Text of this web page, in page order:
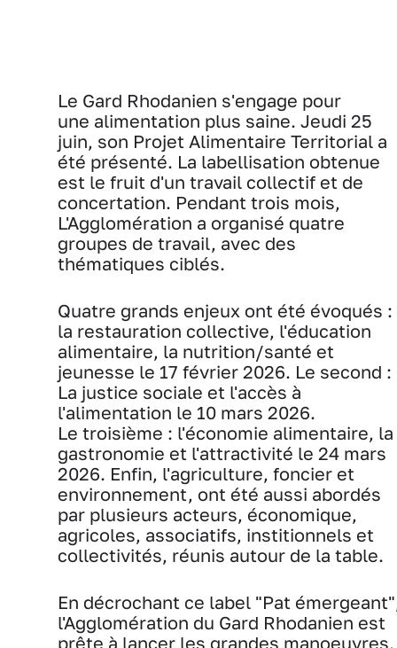
Le Gard Rhodanien s'engage pour
une alimentation plus saine. Jeudi 25
juin, son Projet Alimentaire Territorial a
été présenté. La labellisation obtenue
est le fruit d'un travail collectif et de
concertation. Pendant trois mois,
L'Agglomération a organisé quatre
groupes de travail, avec des
thématiques ciblés.
Quatre grands enjeux ont été évoqués :
la restauration collective, l'éducation
alimentaire, la nutrition/santé et
jeunesse le 17 février 2026. Le second :
La justice sociale et l'accès à
l'alimentation le 10 mars 2026.
Le troisième : l'économie alimentaire, la
gastronomie et l'attractivité le 24 mars
2026. Enfin, l'agriculture, foncier et
environnement, ont été aussi abordés
par plusieurs acteurs, économique,
agricoles, associatifs, institionnels et
collectivités, réunis autour de la table.
En décrochant ce label "Pat
l'Agglomération du Gard Rhodanien est
prête à lancer les grandes manoeuvres.